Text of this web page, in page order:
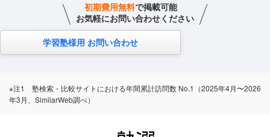
初期費用無料で掲載可能
お気軽にお問い合わせください
学習塾様用 お問い合わせ
※注1 塾検索・比較サイトにおける年間累計訪問数 No.1（2025年4月〜2026
年3月、SimilarWeb調べ）